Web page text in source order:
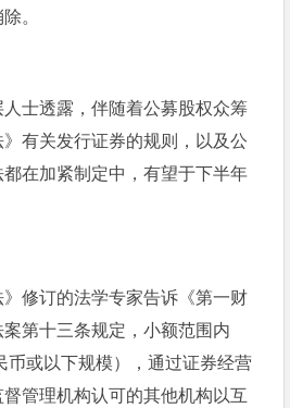
。
士透露，伴随着公募股权众筹
有关发行证券的规则，以及公
在加紧制定中，有望于下半年
修订的法学专家告诉《第一财
第十三条规定，小额范围内
币或以下规模），通过证券经营
管理机构认可的其他机构以互